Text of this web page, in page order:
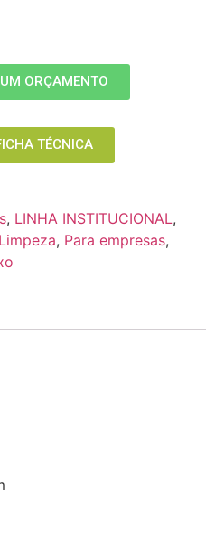
ORÇAMENTO
TÉCNICA
, LINHA INSTITUCIONAL,
, Para empresas,